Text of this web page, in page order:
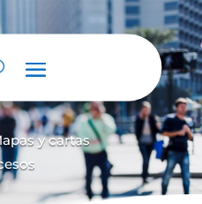
y cartas